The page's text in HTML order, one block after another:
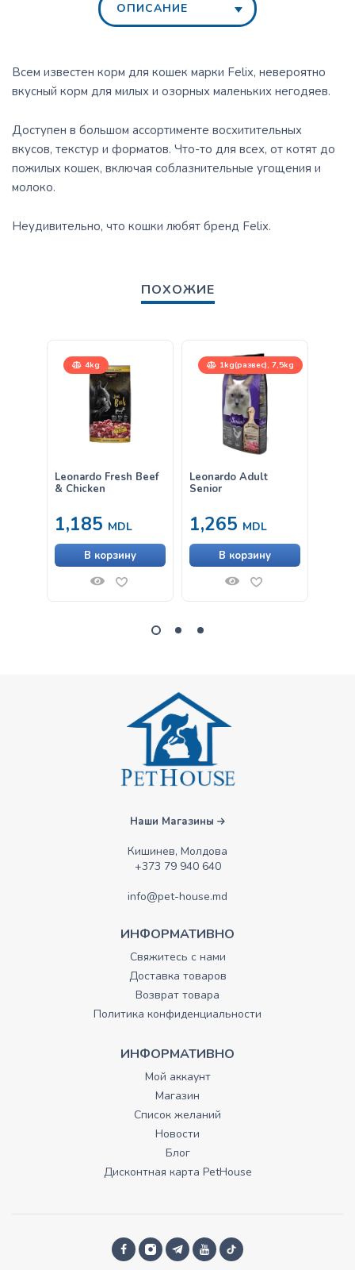
ОПИСАНИЕ
Всем известен корм для кошек марки Felix, невероятно
вкусный корм для милых и озорных маленьких негодяев.
Доступен в большом ассортименте восхитительных
вкусов, текстур и форматов. Что-то для всех, от котят до
пожилых кошек, включая соблазнительные угощения и
молоко.
Неудивительно, что кошки любят бренд Felix.
ПОХОЖИЕ
4kg
Leonardo Fresh Beef
& Chicken
1,185 MDL
В корзину
1kg(развес), 7,5kg
Leonardo Adult
Senior
1,265 MDL
В корзину
Наши Магазины
Кишинев, Молдова
+373 79 940 640
info@pet-house.md
ИНФОРМАТИВНО
Свяжитесь с нами
Доставка товаров
Возврат товара
Политика конфиденциальности
ИНФОРМАТИВНО
Мой аккаунт
Магазин
Список желаний
Новости
Блог
Дисконтная карта PetHouse